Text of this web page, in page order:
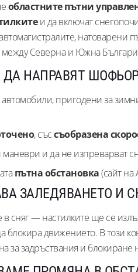
областните пътни
и да включат
натоварени
между Северна и Южна
ДА НАПРАВЯТ
автомобили, пригодени за
, съссъобразена
маневри и да не изпреварват
пътна обстановка(сайт на
ЗАЛЕДЯВАНЕТО И
сняг — настилките ще се
блокира движението. В този
за задръствания и блокиране